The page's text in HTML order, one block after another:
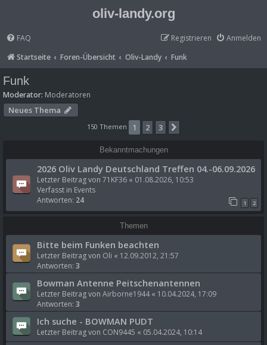
oliv-landy.org
FAQ Anmelden
Registrieren
Startseite
Foren-Übersicht Oliv-Landy Funk
Funk
Moderator: Moderatoren
Neues Thema
150 Themen 1 2 3
Bekanntmachungen
2026 Oliv Landy Deutschland Treffen 04.-06.09.2026
Letzter Beitrag von 71KF36 « 01.08.2026, 10:53
Verfasst in Events
Antworten: 24 1 2
Themen
Bitte beim Funken beachten
Letzter Beitrag von Oli « 12.09.2012, 21:57
Antworten: 3
Bowman Antenne Peitschenantennen
Letzter Beitrag von Airborne1944 « 10.04.2024, 17:09
Antworten: 3
Ich suche - BOWMAN PUDT
Letzter Beitrag von CON9445 « 05.04.2024, 10:14